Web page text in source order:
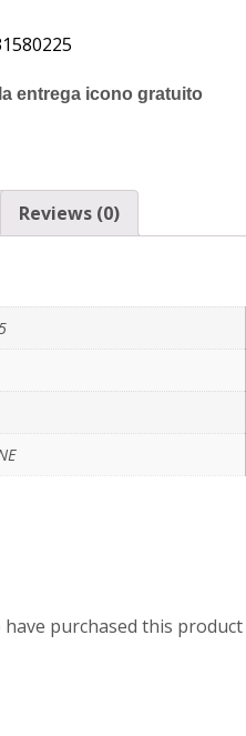
Reviews (0)
purchased this product